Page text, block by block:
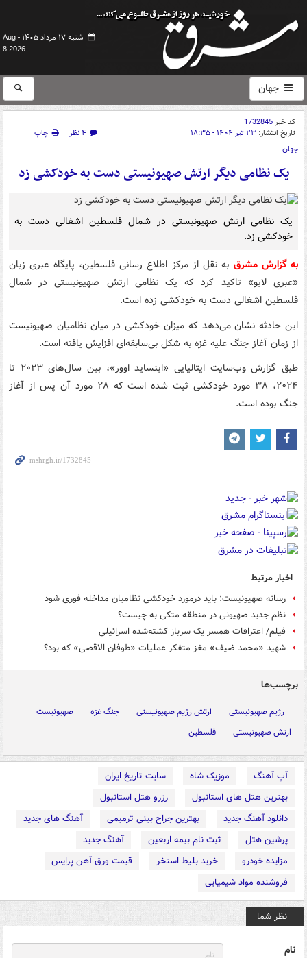
شنبه ۱۷ مرداد ۱۴۰۵ -
Aug
8 2026
جهان
کد خبر1732845
تاریخ انتشار: ۲۳ تیر ۱۴۰۴ - ۱۸:۳۵ ۴ نظر
چاپ
جهان
یک نظامی دیگر ارتش صهیونیستی دست به خودکشی زد
یک نظامی ارتش صهیونیستی در شمال فلسطین اشغالی دست به
خودکشی زد.
به گزارش مشرق به نقل از مرکز اطلاع رسانی فلسطین، پایگاه عبری زبان
«عبری لایو» تاکید کرد که یک نظامی ارتش صهیونیستی در شمال
فلسطین اشغالی دست به خودکشی زده است.
این حادثه نشان می‌دهد که میزان خودکشی در میان نظامیان صهیونیست
از زمان آغاز جنگ علیه غزه به شکل بی‌سابقه‌ای افزایش یافته است.
طبق گزارش وب‌سایت ایتالیایی «اینساید اوور»، بین سال‌های ۲۰۲۳ تا
۲۰۲۴، ۳۸ مورد خودکشی ثبت شده است که ۲۸ مورد آن پس از آغاز
جنگ بوده است.
اخبار مرتبط
رسانه صهیونیست: باید درمورد خودکشی نظامیان مداخله فوری شود
نظم جدید صهیونی در منطقه متکی به چیست؟
فیلم/ اعترافات همسر یک سرباز کشته‌شده اسرائیلی
شهید «محمد ضیف» مغز متفکر عملیات «طوفان الاقصی» که بود؟
برچسب‌ها
رژیم صهیونیستی ارتش رژیم صهیونیستی جنگ غزه
صهیونیست
ارتش صهیونیستی
فلسطین
آپ آهنگ موزیک شاه
سایت تاریخ ایران
بهترین هتل های استانبول
رزرو هتل استانبول
دانلود آهنگ جدید
بهترین جراح بینی ترمیمی
آهنگ های جدید
پرشین هتل
ثبت نام بیمه اربعین
آهنگ جدید
مزایده خودرو
خرید بلیط استخر
قیمت ورق آهن پرایس
فروشنده مواد شیمیایی
نظر شما
نام